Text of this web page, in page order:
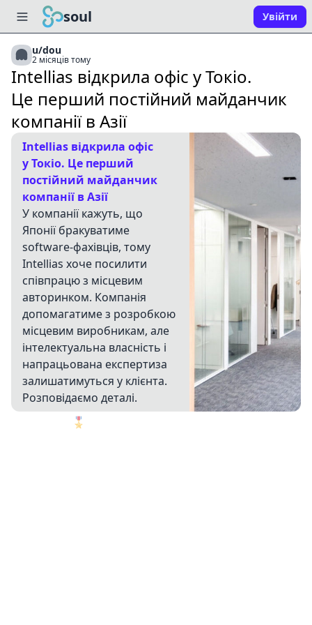
soul Увійти
u/dou
2 місяців тому
Intellias відкрила офіс у Токіо.
Це перший постійний майданчик
компанії в Азії
Intellias відкрила офіс
у Токіо. Це перший
постійний майданчик
компанії в Азії
У компанії кажуть, що
Японії бракуватиме
software-фахівців, тому
Intellias хоче посилити
співпрацю з місцевим
авторинком. Компанія
допомагатиме з розробкою
місцевим виробникам, але
інтелектуальна власність і
напрацьована експертиза
залишатимуться у клієнта.
Розповідаємо деталі.
🎖️